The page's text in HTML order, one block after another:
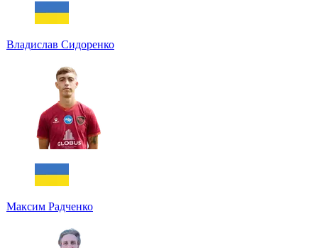
Владислав Сидоренко
Максим Радченко